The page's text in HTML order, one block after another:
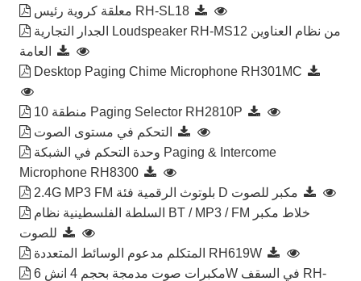
معلقة كروية رئيس RH-SL18
الجدار التجارية Loudspeaker RH-MS12 من نظام العناوين
العامة
Desktop Paging Chime Microphone RH301MC
10 منطقة Paging Selector RH2810P
التحكم في مستوى الصوت
وحدة التحكم في الشبكة Paging & Intercome
Microphone RH8300
2.4G MP3 FM بلوتوث الرقمية فئة D مكبر للصوت
السلطة الفلسطينية نظام BT / MP3 / FM خلاط مكبر
للصوت
المتكلم مدعوم الوسائط المتعددة RH619W
مكبرات صوت مدمجة بحجم 4 انش 6W في السقف RH-